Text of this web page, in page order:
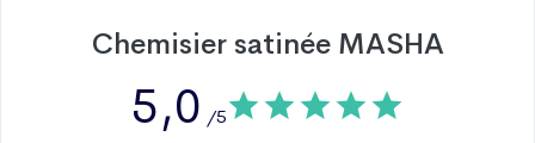
Chemisier satinée MASHA
5,0 /5